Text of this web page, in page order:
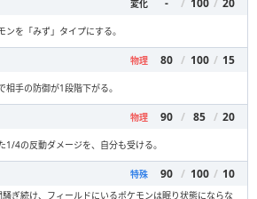
変化
ンを「みず」タイプにする。
物理 80 / 100 / 15
相手の防御が1段階下がる。
物理 90 / 85 / 20
1/4の反動ダメージを、自分も受ける。
特殊 90 / 100 / 10
ぎ続け、フィールドにいるポケモンは眠り状態にならな